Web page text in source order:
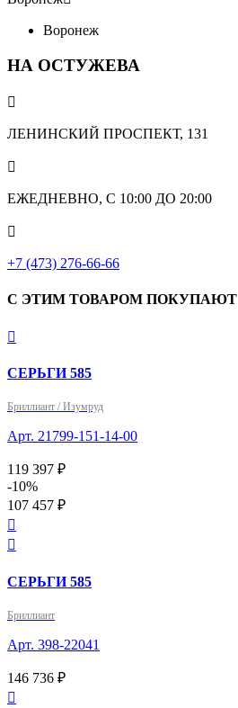
Воронеж
НА ОСТУЖЕВА

ЛЕНИНСКИЙ ПРОСПЕКТ, 131

ЕЖЕДНЕВНО, С 10:00 ДО 20:00

+7 (473) 276-66-66
С ЭТИМ ТОВАРОМ ПОКУПАЮТ

СЕРЬГИ 585
Бриллиант / Изумруд
Арт. 21799-151-14-00
119 397 ₽
-10%
107 457 ₽


СЕРЬГИ 585
Бриллиант
Арт. 398-22041
146 736 ₽
